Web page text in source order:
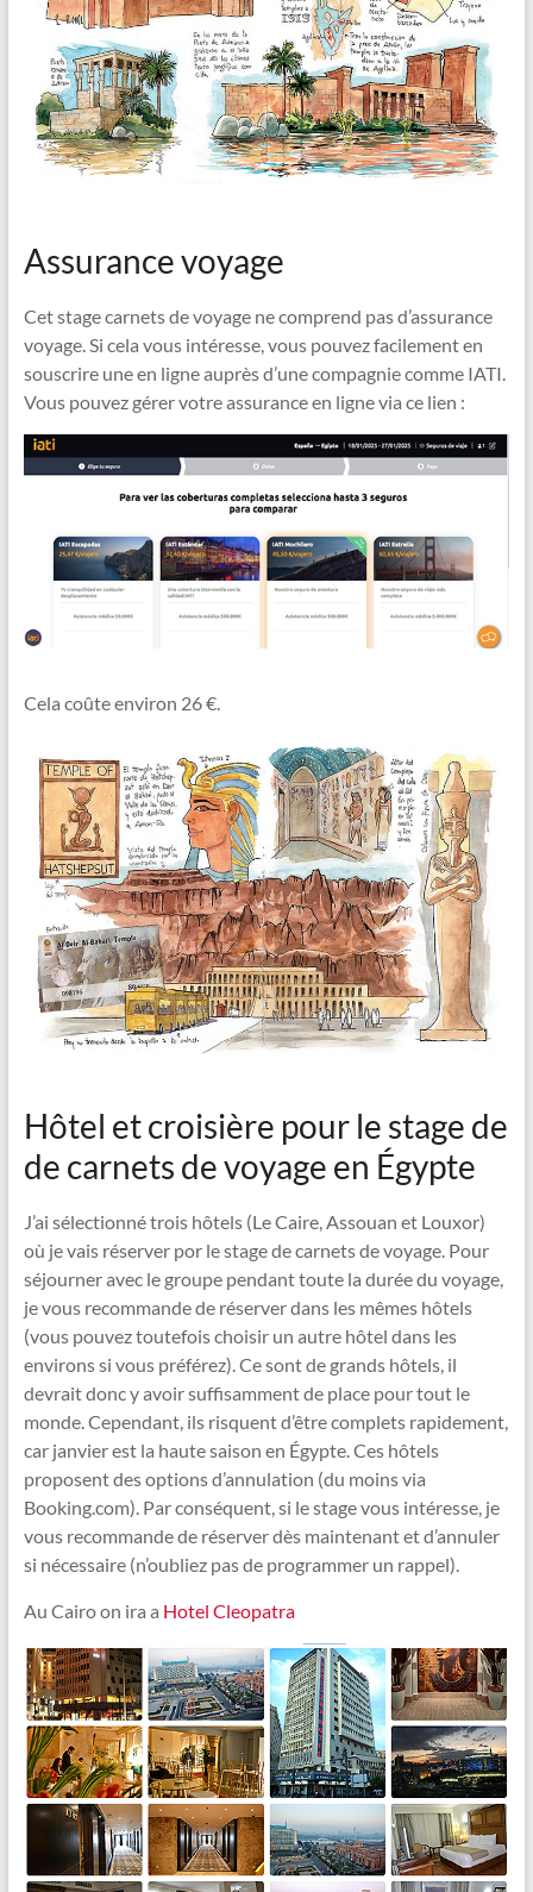
Assurance voyage
Cet stage carnets de voyage ne comprend pas d’assurance
voyage. Si cela vous intéresse, vous pouvez facilement en
souscrire une en ligne auprès d’une compagnie comme IATI.
Vous pouvez gérer votre assurance en ligne via ce lien :
Cela coûte environ 26 €.
Hôtel et croisière pour le stage de
de carnets de voyage en Égypte
J’ai sélectionné trois hôtels (Le Caire, Assouan et Louxor)
où je vais réserver por le stage de carnets de voyage. Pour
séjourner avec le groupe pendant toute la durée du voyage,
je vous recommande de réserver dans les mêmes hôtels
(vous pouvez toutefois choisir un autre hôtel dans les
environs si vous préférez). Ce sont de grands hôtels, il
devrait donc y avoir suffisamment de place pour tout le
monde. Cependant, ils risquent d’être complets rapidement,
car janvier est la haute saison en Égypte. Ces hôtels
proposent des options d’annulation (du moins via
Booking.com). Par conséquent, si le stage vous intéresse, je
vous recommande de réserver dès maintenant et d’annuler
si nécessaire (n’oubliez pas de programmer un rappel).
Au Cairo on ira a Hotel Cleopatra